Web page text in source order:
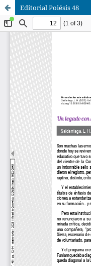
Editorial Poiésis 48